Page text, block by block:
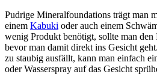
Pudrige Mineralfoundations trägt man
einem Kabuki oder auch einem
wenig Produkt benötigt, sollte man
bevor man damit direkt ins Gesicht
zu staubig ausfällt, kann man einfach
oder Wasserspray auf das Gesicht